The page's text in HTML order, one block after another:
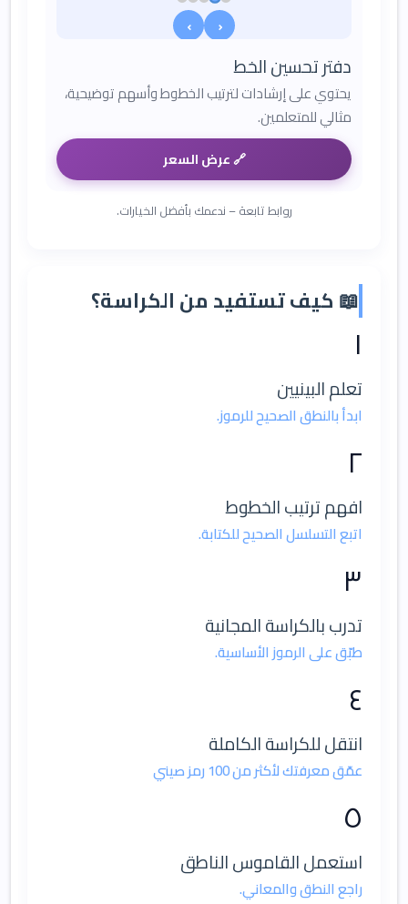
‹
›
دفتر تحسين الخط
يحتوي على إرشادات لترتيب الخطوط وأسهم توضيحية،
مثالي للمتعلمين.
🔗 عرض السعر
روابط تابعة – ندعمك بأفضل الخيارات.
📖 كيف تستفيد من الكراسة؟
١
تعلم البينيين
ابدأ بالنطق الصحيح للرموز.
٢
افهم ترتيب الخطوط
اتبع التسلسل الصحيح للكتابة.
٣
تدرب بالكراسة المجانية
طبّق على الرموز الأساسية.
٤
انتقل للكراسة الكاملة
عمّق معرفتك لأكثر من 100 رمز صيني
٥
استعمل القاموس الناطق
راجع النطق والمعاني.